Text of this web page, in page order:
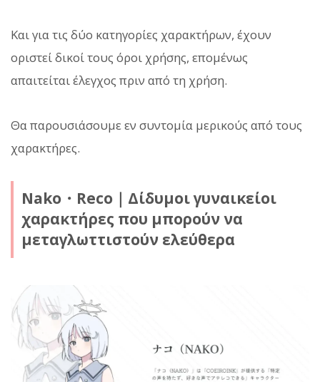
Και για τις δύο κατηγορίες χαρακτήρων, έχουν
οριστεί δικοί τους όροι χρήσης, επομένως
απαιτείται έλεγχος πριν από τη χρήση.
Θα παρουσιάσουμε εν συντομία μερικούς από τους
χαρακτήρες.
Nako・Reco｜Δίδυμοι γυναικείοι
χαρακτήρες που μπορούν να
μεταγλωττιστούν ελεύθερα